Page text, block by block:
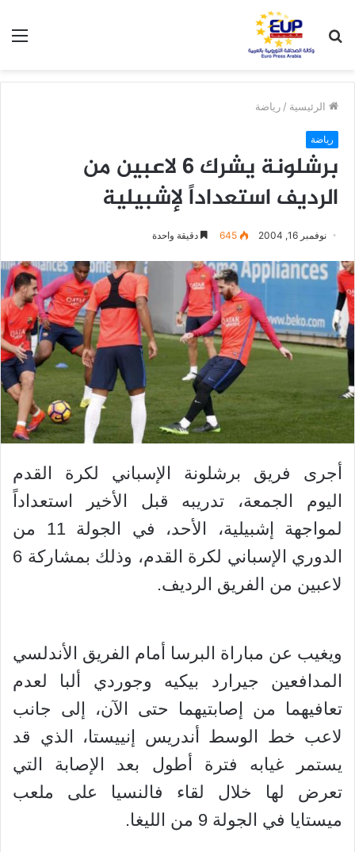
عن
الرئيسية / رياضة
رياضة
برشلونة يشرك 6 لاعبين من
الرديف استعداداً لإشبيلية
نوفمبر 16, 2004 645 دقيقة واحدة
أجرى فريق برشلونة الإسباني لكرة القدم
اليوم الجمعة، تدريبه قبل الأخير استعداداً
لمواجهة إشبيلية، الأحد، في الجولة 11 من
الدوري الإسباني لكرة القدم، وذلك بمشاركة 6
لاعبين من الفريق الرديف.
ويغيب عن مباراة البرسا أمام الفريق الأندلسي
المدافعين جيرارد بيكيه وجوردي ألبا لعدم
تعافيهما من إصابتيهما حتى الآن، إلى جانب
لاعب خط الوسط أندريس إنييستا، الذي قد
يستمر غيابه فترة أطول بعد الإصابة التي
تعرض لها خلال لقاء فالنسيا على ملعب
ميستايا في الجولة 9 من الليغا.